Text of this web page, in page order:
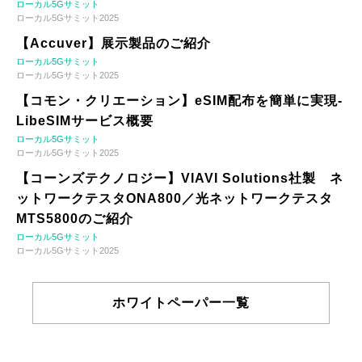
ローカル5Gサミット
ローカル5Gサミット2025
【Accuver】展示製品のご紹介
ローカル5Gサミット
ローカル5Gサミット2025
【コモン・クリエーション】eSIM配布を簡単に実現-
LibeSIMサービス概要
ローカル5Gサミット
ローカル5Gサミット2025
【コーンズテクノロジー】VIAVI Solutions社製 ネ
ットワークテスタONA800／光ネットワークテスタ
MTS5800のご紹介
ローカル5Gサミット
ローカル5Gサミット2025
ホワイトペーパー一覧